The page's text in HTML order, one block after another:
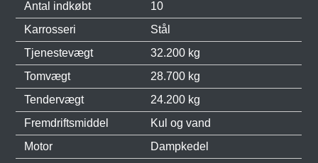
Antal indkøbt
10
Karrosseri
Stål
Tjenestevægt
32.200 kg
Tomvægt
28.700 kg
Tendervægt
24.200 kg
Fremdriftsmiddel
Kul og vand
Motor
Dampkedel